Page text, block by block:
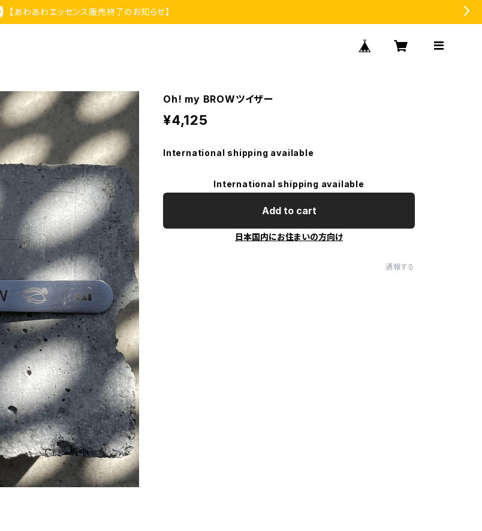
【あわあわエッセンス販売終了のお知らせ】
Oh! my BROWツイザー
¥4,125
International shipping available
International shipping available
Add to cart
日本国内にお住まいの方向け
通報する